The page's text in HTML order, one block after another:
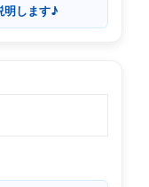
明します♪